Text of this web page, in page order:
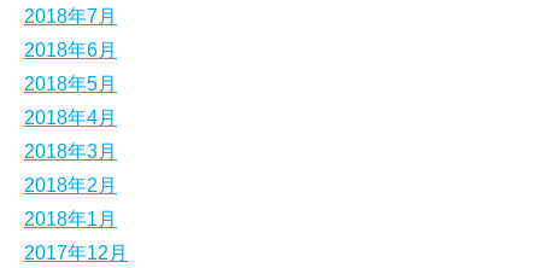
2018年7月
2018年6月
2018年5月
2018年4月
2018年3月
2018年2月
2018年1月
2017年12月